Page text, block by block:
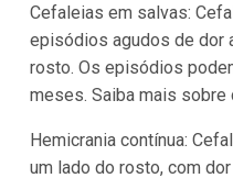
Cefaleias em salvas:
episódios agudos de dor
rosto. Os episódios
meses. Saiba mais
Hemicrania contínua:
um lado do rosto, com